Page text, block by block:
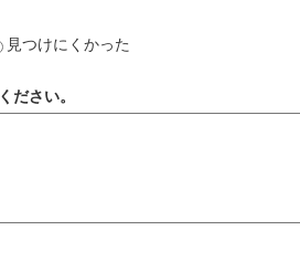
見つけにくかった
ださい。